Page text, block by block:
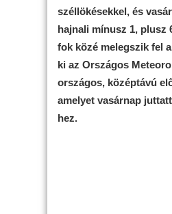
széllökésekkel, és
hajnali mínusz 1, plusz
fok közé melegszik fel
ki az Országos
országos, középtávú
amelyet vasárnap
hez.